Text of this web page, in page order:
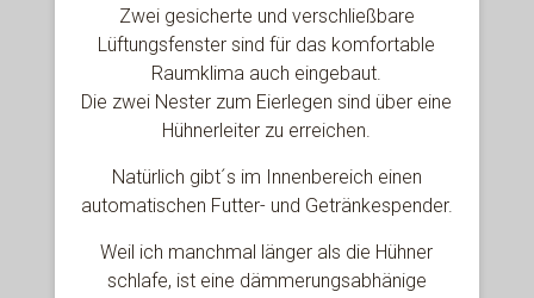
Zwei gesicherte und verschließbare
Lüftungsfenster sind für das komfortable
Raumklima auch eingebaut.
Die zwei Nester zum Eierlegen sind über eine
Hühnerleiter zu erreichen.
Natürlich gibt´s im Innenbereich einen
automatischen Futter- und Getränkespender.
Weil ich manchmal länger als die Hühner
schlafe, ist eine dämmerungsabhänige